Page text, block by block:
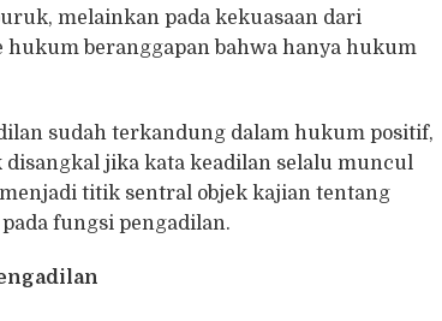
melainkan pada kekuasaan dari
hukum beranggapan bahwa hanya hukum
sudah terkandung dalam hukum positif,
jika kata keadilan selalu muncul
titik sentral objek kajian tentang
fungsi pengadilan.